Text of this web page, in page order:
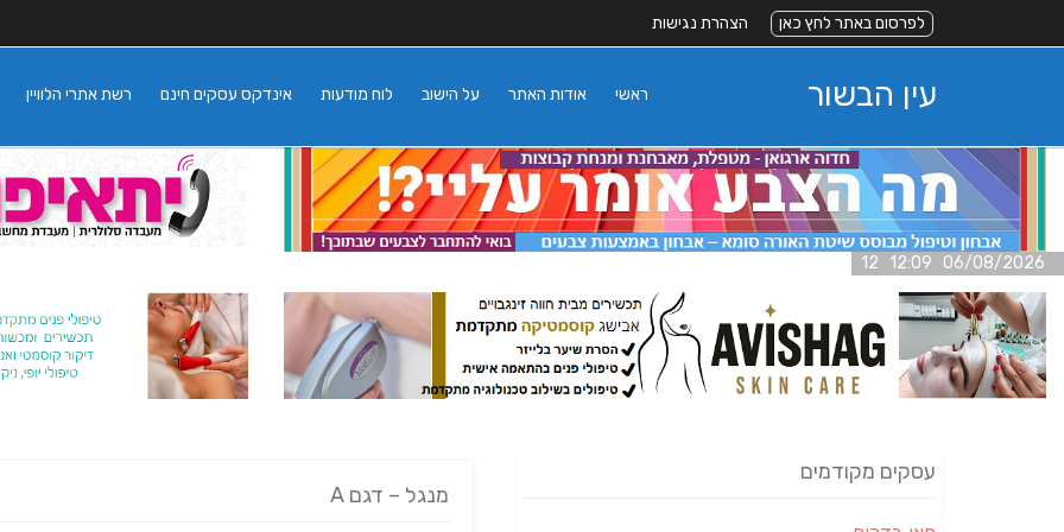
לפרסום באתר לחץ כאן הצהרת נגישות
עין הבשור רשת אתרי הלוויין אינדקס עסקים חינם לוח מודעות על הישוב אודות האתר ראשי
06/08/2026 12:09 12
מנגל – דגם A
עסקים מקודמים